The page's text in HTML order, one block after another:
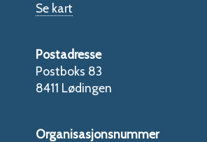
Se kart
Postadresse
Postboks 83
8411 Lødingen
Organisasjonsnummer